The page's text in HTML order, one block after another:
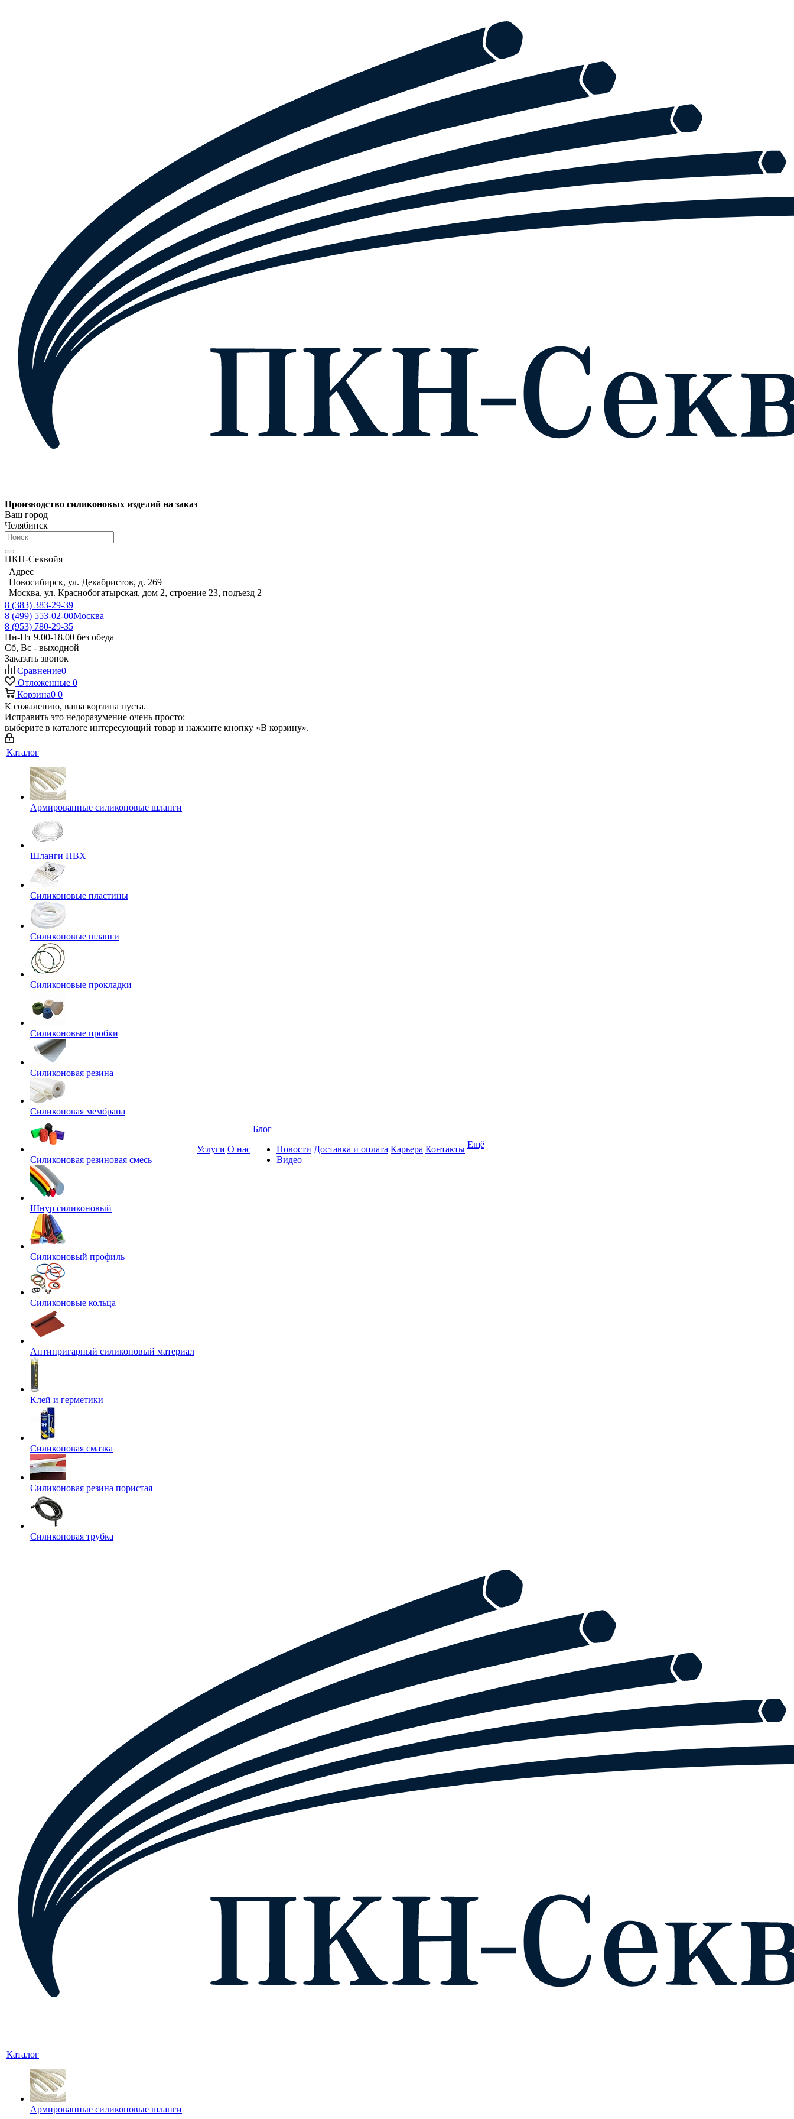
Производство силиконовых изделий на заказ
Ваш город
Челябинск
ПКН-Секвойя
Адрес
Новосибирск, ул. Декабристов, д. 269
Москва, ул. Краснобогатырская, дом 2, строение 23, подъезд 2
8 (383) 383-29-39
8 (499) 553-02-00Москва
8 (953) 780-29-35
Пн-Пт 9.00-18.00 без обеда
Сб, Вс - выходной
Заказать звонок
Сравнение0
Отложенные 0
Корзина0 0
К сожалению, ваша корзина пуста.
Исправить это недоразумение очень просто:
выберите в каталоге интересующий товар и нажмите кнопку «В корзину».
Каталог
Армированные силиконовые шланги
Шланги ПВХ
Силиконовые пластины
Силиконовые шланги
Силиконовые прокладки
Силиконовые пробки
Силиконовая резина
Силиконовая мембрана
Силиконовая резиновая смесь
Шнур силиконовый
Силиконовый профиль
Силиконовые кольца
Антипригарный силиконовый материал
Клей и герметики
Силиконовая смазка
Силиконовая резина пористая
Силиконовая трубка
Услуги О нас
Блог
Новости
Видео
Доставка и оплата Карьера Контакты Ещё
Каталог
Армированные силиконовые шланги